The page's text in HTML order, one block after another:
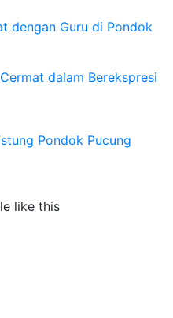
dengan Guru di Pondok
dalam Berekspresi
Pondok Pucung
like this